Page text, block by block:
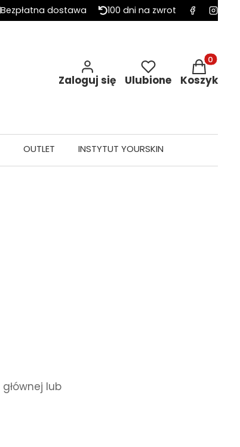
Bezpłatna dostawa 100 dni na zwrot
Zaloguj się Ulubione
Produkty
Koszyk
OUTLET INSTYTUT YOURSKIN
lub